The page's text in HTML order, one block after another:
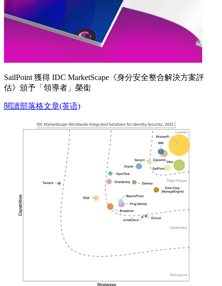
SailPoint 獲得 IDC MarketScape《身分安全整合解決方案評
估》頒予「領導者」榮銜
閱讀部落格文章(英语)